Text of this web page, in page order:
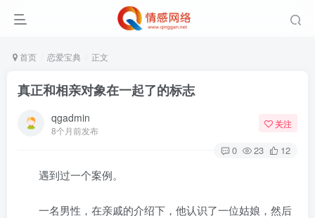
首页 恋爱宝典 正文
真正和相亲对象在一起了的标志
qgadmin
8个月前发布
关注
0 23 12
遇到过一个案例。
一名男性，在亲戚的介绍下，他认识了一位姑娘，然后